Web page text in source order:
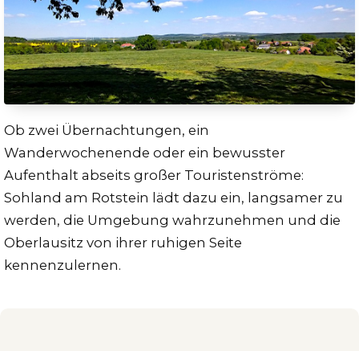
Ob zwei Übernachtungen, ein
Wanderwochenende oder ein bewusster
Aufenthalt abseits großer Touristenströme:
Sohland am Rotstein lädt dazu ein, langsamer zu
werden, die Umgebung wahrzunehmen und die
Oberlausitz von ihrer ruhigen Seite
kennenzulernen.